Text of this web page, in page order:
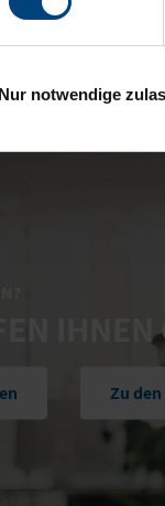
Nur notwendige
IHNEN
Zu